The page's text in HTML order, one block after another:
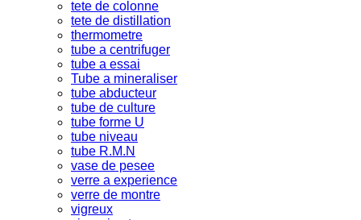
tete de colonne
tete de distillation
thermometre
tube a centrifuger
tube a essai
Tube a mineraliser
tube abducteur
tube de culture
tube forme U
tube niveau
tube R.M.N
vase de pesee
verre a experience
verre de montre
vigreux